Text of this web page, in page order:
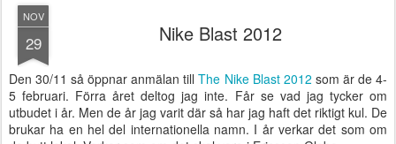
NOV
29 Nike Blast 2012
Den 30/11 så öppnar anmälan tillThe Nike Blast 2012 som är de 4-
5 februari. Förra året deltog jag inte. Får se vad jag tycker om
utbudet i år. Men de år jag varit där så har jag haft det riktigt kul. De
brukar ha en hel del internationella namn. I år verkar det som om